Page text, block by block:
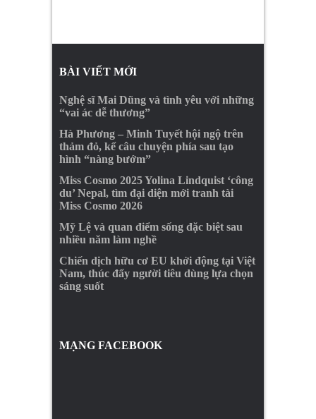
BÀI VIẾT MỚI
Nghệ sĩ Mai Dũng và tình yêu với những
“vai ác dễ thương”
Hà Phương – Minh Tuyết hội ngộ trên
thảm đỏ, kể câu chuyện phía sau tạo
hình “nàng bướm”
Miss Cosmo 2025 Yolina Lindquist ‘công
du’ Nepal, tìm đại diện mới tranh tài
Miss Cosmo 2026
Mỹ Lệ và quan điểm sống đặc biệt sau
nhiều năm làm nghề
Chiến dịch hữu cơ EU khởi động tại Việt
Nam, thúc đẩy người tiêu dùng lựa chọn
sáng suốt
MẠNG FACEBOOK